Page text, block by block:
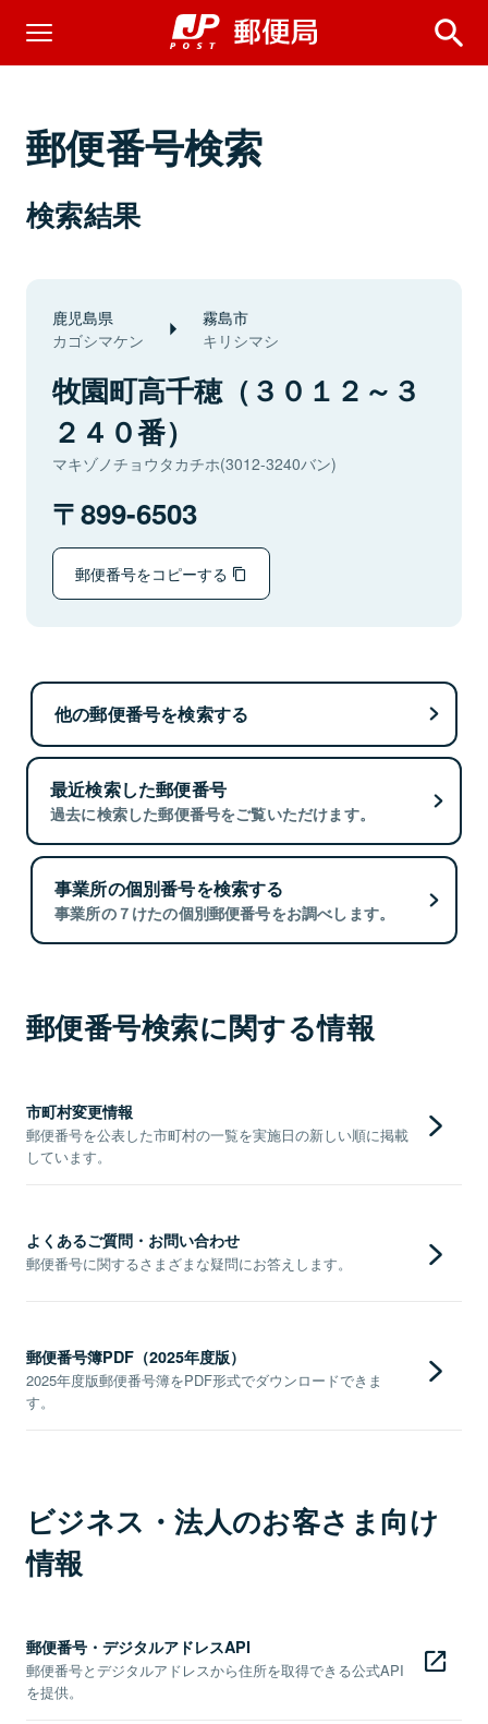
郵便番号検索
検索結果
鹿児島県
カゴシマケン
霧島市
キリシマシ
牧園町高千穂（３０１２～３
２４０番）
マキゾノチョウタカチホ(3012-3240バン)
899-6503
郵便番号をコピーする
他の郵便番号を検索する
最近検索した郵便番号
過去に検索した郵便番号をご覧いただけます。
事業所の個別番号を検索する
事業所の７けたの個別郵便番号をお調べします。
郵便番号検索に関する情報
市町村変更情報
郵便番号を公表した市町村の一覧を実施日の新しい順に掲載
しています。
よくあるご質問・お問い合わせ
郵便番号に関するさまざまな疑問にお答えします。
郵便番号簿PDF（2025年度版）
2025年度版郵便番号簿をPDF形式でダウンロードできま
す。
ビジネス・法人のお客さま向け
情報
郵便番号・デジタルアドレスAPI
郵便番号とデジタルアドレスから住所を取得できる公式API
を提供。